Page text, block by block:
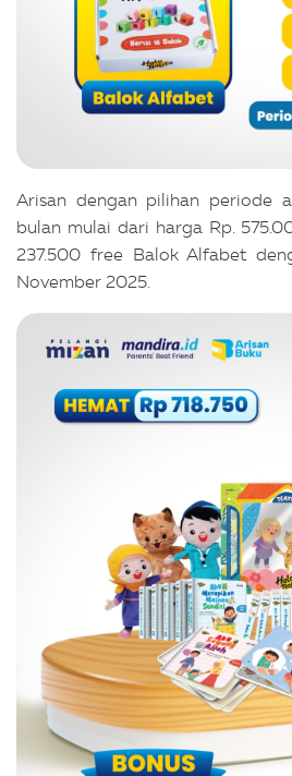
Arisan dengan pilihan periode
bulan mulai dari harga Rp.
237.500 free Balok Alfabet
November 2025.